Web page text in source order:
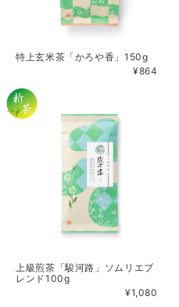
特上玄米茶「かろや香」150g
¥864
上級煎茶「駿河路」ソムリエブ
レンド100g
¥1,080